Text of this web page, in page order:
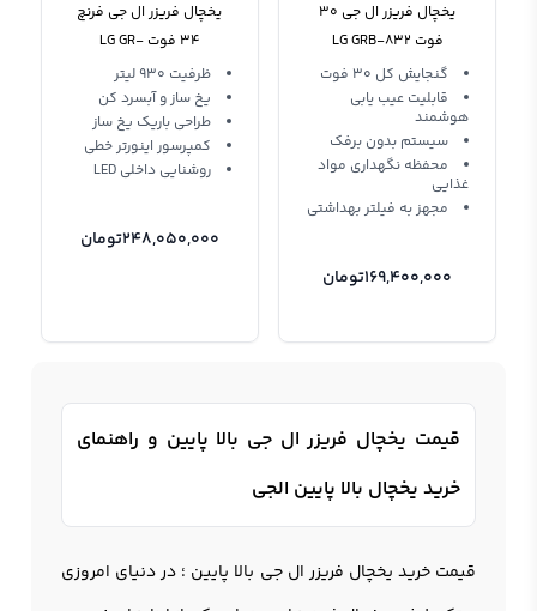
یخچال فریزر ال جی 30
فوت LG GRB-832
گنجایش کل 30 فوت
قابلیت عیب ‌یابی
هوشمند
سیستم بدون برفک
محفظه نگهداری مواد
غذایی
مجهز به فیلتر بهداشتی
169,400,000تومان
یخچال فریزر ال جی فرنچ
34 فوت LG GR-
J338LSJV J338
ظرفیت 930 لیتر
یخ ساز و آبسرد کن
طراحی باریک یخ ساز
کمپرسور اینورتر خطی
روشنایی داخلی LED
248,050,000تومان
قیمت یخچال فریزر ال جی بالا پایین و راهنمای
خرید یخچال بالا پایین الجی
قیمت خرید یخچال فریزر ال جی بالا پایین ؛ در دنیای امروزی